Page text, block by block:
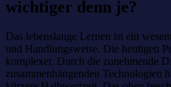
wichtiger denn je?
Das lebenslange Lernen ist ein
und Handlungsweise. Die heutigen
komplexer. Durch die zunehmende
zusammenhängenden Technologien